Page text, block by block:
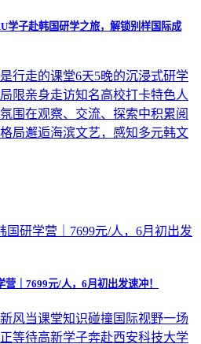
学子赴韩国研学之旅，解锁别样国际成
行走的课堂6天5晚的沉浸式研学
限亲身走访知名高校打卡特色人
围在观察、交流、探索中积累阅
局邂逅海滨文艺，感知多元韩文
｜7699元/人，6月初出发速冲！
风当课堂知识碰撞国际视野一场
等待高新学子奔赴西安科技大学